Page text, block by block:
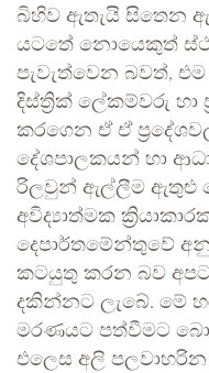
බිහිව ඇතැයි සිතෙන
යටතේ නොයෙකුත්
පැවැත්වෙන බවත්,
දිස්ත්‍රික් ලේකම්වරු හා
කරගෙන ඒ ඒ
දේශපාලකයන් හා
රිලවුන් ඇල්ලීම ඇතුළු
අවිද්‍යාත්මක
දෙපාර්තමේන්තුවේ
කටයුතු කරන බව අපට
දකින්නට ලැබේ. මේ
මරණයට පත්වීමට
එලෙස අලි